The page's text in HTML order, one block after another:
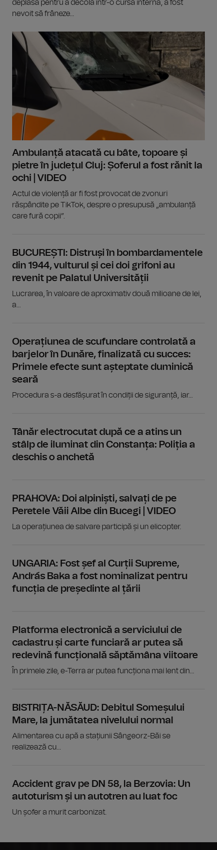
deplasa pentru a decola într-o cursă internă, a fost
nevoit să frâneze...
Ambulanță atacată cu bâte, topoare și
pietre în județul Cluj: Șoferul a fost rănit la
ochi | VIDEO
Actul de violență ar fi fost provocat de zvonuri
răspândite pe TikTok, despre o presupusă „ambulanță
care fură copii”.
BUCUREȘTI: Distruși în bombardamentele
din 1944, vulturul și cei doi grifoni au
revenit pe Palatul Universității
Lucrarea, în valoare de aproximativ două milioane de lei,
a...
Operațiunea de scufundare controlată a
barjelor în Dunăre, finalizată cu succes:
Primele efecte sunt așteptate duminică
seară
Procedura s-a desfășurat în condiții de siguranță, iar...
Tânăr electrocutat după ce a atins un
stâlp de iluminat din Constanța: Poliția a
deschis o anchetă
PRAHOVA: Doi alpiniști, salvați de pe
Peretele Văii Albe din Bucegi | VIDEO
La operațiunea de salvare participă și un elicopter.
UNGARIA: Fost șef al Curții Supreme,
András Baka a fost nominalizat pentru
funcția de președinte al țării
Platforma electronică a serviciului de
cadastru și carte funciară ar putea să
redevină funcțională săptămâna viitoare
În primele zile, e-Terra ar putea funcționa mai lent din...
BISTRIȚA-NĂSĂUD: Debitul Someșului
Mare, la jumătatea nivelului normal
Alimentarea cu apă a stațiunii Sângeorz-Băi se
realizează cu...
Accident grav pe DN 58, la Berzovia: Un
autoturism și un autotren au luat foc
Un șofer a murit carbonizat.